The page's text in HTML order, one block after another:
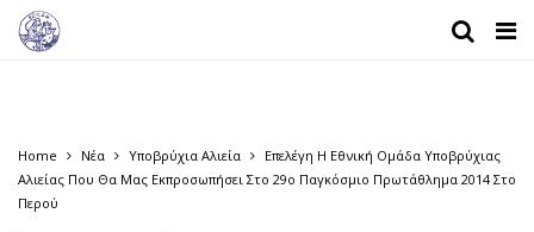
Home Νέα Υποβρύχια Αλιεία
Επελέγη Η Εθνική Ομάδα Υποβρύχιας
Αλιείας Που Θα Μας Εκπροσωπήσει Στο 29ο Παγκόσμιο Πρωτάθλημα 2014 Στο
Περού